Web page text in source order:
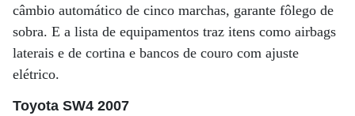
câmbio automático de cinco marchas, garante fôlego de
sobra. E a lista de equipamentos traz itens como airbags
laterais e de cortina e bancos de couro com ajuste
elétrico.
Toyota SW4 2007